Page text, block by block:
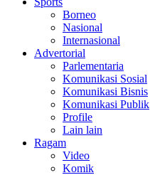
Borneo
Nasional
Internasional
Advertorial
Parlementaria
Komunikasi Sosial
Komunikasi Bisnis
Komunikasi Publik
Profile
Lain lain
Ragam
Video
Komik